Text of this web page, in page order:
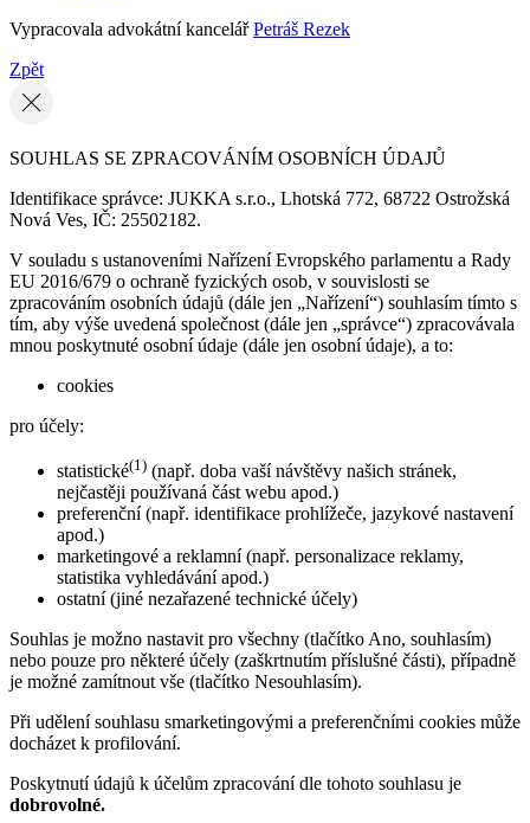
Vypracovala advokátní kancelářPetráš Rezek
Zpět
SOUHLAS SE ZPRACOVÁNÍM OSOBNÍCH ÚDAJŮ
Identifikace správce: JUKKA s.r.o., Lhotská 772, 68722 Ostrožská
Nová Ves, IČ: 25502182.
V souladu s ustanoveními Nařízení Evropského parlamentu a Rady
EU 2016/679 o ochraně fyzických osob, v souvislosti se
zpracováním osobních údajů (dále jen „Nařízení“) souhlasím tímto s
tím, aby výše uvedená společnost (dále jen „správce“) zpracovávala
mnou poskytnuté osobní údaje (dále jen osobní údaje), a to:
cookies
pro účely:
statistické(1) (např. doba vaší návštěvy našich stránek,
nejčastěji používaná část webu apod.)
preferenční (např. identifikace prohlížeče, jazykové nastavení
apod.)
marketingové a reklamní (např. personalizace reklamy,
statistika vyhledávání apod.)
ostatní (jiné nezařazené technické účely)
Souhlas je možno nastavit pro všechny (tlačítko Ano, souhlasím)
nebo pouze pro některé účely (zaškrtnutím příslušné části), případně
je možné zamítnout vše (tlačítko Nesouhlasím).
Při udělení souhlasu smarketingovými a preferenčními cookies může
docházet k profilování.
Poskytnutí údajů k účelům zpracování dle tohoto souhlasu je
dobrovolné.